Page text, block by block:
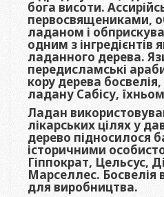
бога висоти.
первосвящениками,
ладаном і
одним з інгредієнтів
ладанного дерева.
передисламські
кору дерева
ладану Сабісу,
Ладан
лікарських цілях у
дерево підносилося
історичними
Гіппократ, Цельсус,
Марселлес. Босвелія
для виробництва.